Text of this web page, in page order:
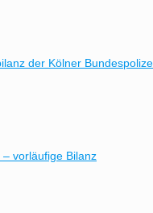
der Kölner
vorläufige Bilanz